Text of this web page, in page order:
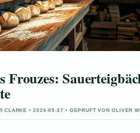
Frouzes:
CLARKE • 2026-05-27 • GEPRUFT VON OLIVER